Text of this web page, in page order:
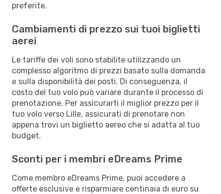
preferite.
Cambiamenti di prezzo sui tuoi biglietti
aerei
Le tariffe dei voli sono stabilite utilizzando un
complesso algoritmo di prezzi basato sulla domanda
e sulla disponibilità dei posti. Di conseguenza, il
costo del tuo volo può variare durante il processo di
prenotazione. Per assicurarti il miglior prezzo per il
tuo volo verso Lille, assicurati di prenotare non
appena trovi un biglietto aereo che si adatta al tuo
budget.
Sconti per i membri eDreams Prime
Come membro eDreams Prime, puoi accedere a
offerte esclusive e risparmiare centinaia di euro su